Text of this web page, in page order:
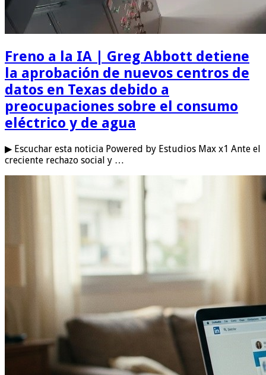
Freno a la IA | Greg Abbott detiene
la aprobación de nuevos centros de
datos en Texas debido a
preocupaciones sobre el consumo
eléctrico y de agua
▶ Escuchar esta noticia Powered by Estudios Max x1 Ante el
creciente rechazo social y …